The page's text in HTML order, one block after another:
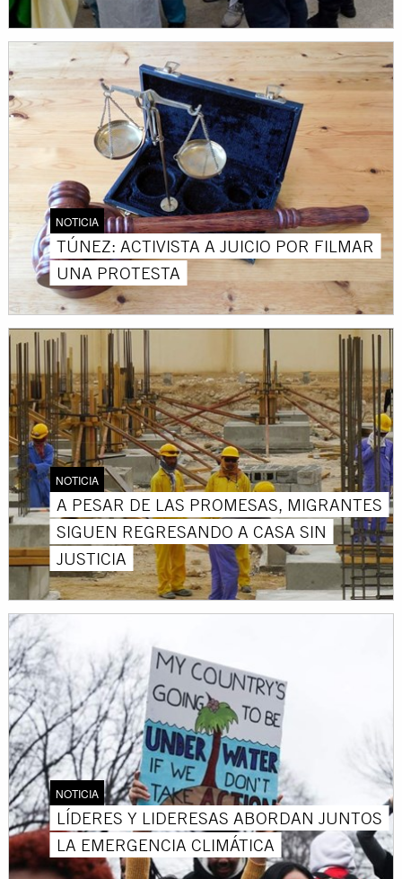
NOTICIA
TÚNEZ: ACTIVISTA A JUICIO POR FILMAR
UNA PROTESTA
NOTICIA
A PESAR DE LAS PROMESAS, MIGRANTES
SIGUEN REGRESANDO A CASA SIN
JUSTICIA
NOTICIA
LÍDERES Y LIDERESAS ABORDAN JUNTOS
LA EMERGENCIA CLIMÁTICA